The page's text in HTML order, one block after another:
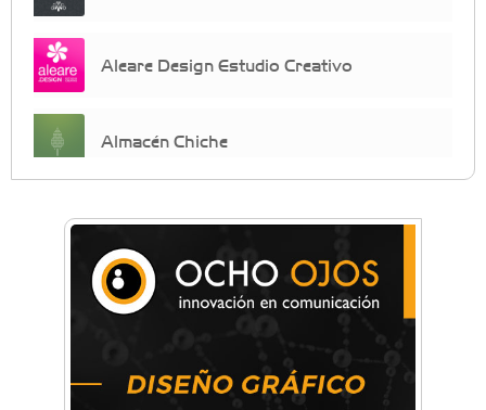
Aleare Design Estudio Creativo
Almacén Chiche
crecimiento personal
Arq. Horacio Alejandro Sánchez
Artística ApasionArte